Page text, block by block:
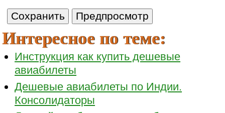
Интересное по теме:
Инструкция как купить дешевые
авиабилеты
Дешевые авиабилеты по Индии.
Консолидаторы